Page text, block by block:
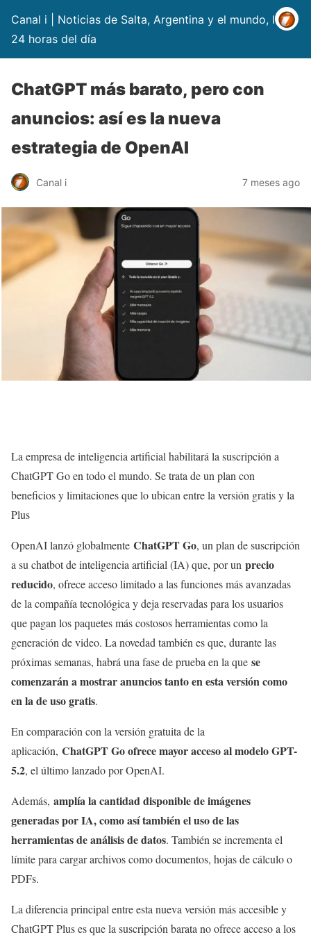
Canal i | Noticias de Salta, Argentina y el mundo, las
24 horas del día
ChatGPT más barato, pero con
anuncios: así es la nueva
estrategia de OpenAI
Canal i 7 meses ago
La empresa de inteligencia artificial habilitará la suscripción a
ChatGPT Go en todo el mundo. Se trata de un plan con
beneficios y limitaciones que lo ubican entre la versión gratis y la
Plus
OpenAI lanzó globalmente ChatGPT Go, un plan de suscripción
a su chatbot de inteligencia artificial (IA) que, por un precio
reducido, ofrece acceso limitado a las funciones más avanzadas
de la compañía tecnológica y deja reservadas para los usuarios
que pagan los paquetes más costosos herramientas como la
generación de video. La novedad también es que, durante las
próximas semanas, habrá una fase de prueba en la que se
comenzarán a mostrar anuncios tanto en esta versión como
en la de uso gratis.
En comparación con la versión gratuita de la
aplicación, ChatGPT Go ofrece mayor acceso al modelo GPT-
5.2, el último lanzado por OpenAI.
Además, amplía la cantidad disponible de imágenes
generadas por IA, como así también el uso de las
herramientas de análisis de datos. También se incrementa el
límite para cargar archivos como documentos, hojas de cálculo o
PDFs.
La diferencia principal entre esta nueva versión más accesible y
ChatGPT Plus es que la suscripción barata no ofrece acceso a los